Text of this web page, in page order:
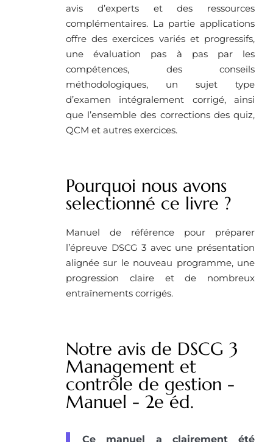
avis d’experts et des ressources
complémentaires. La partie applications
offre des exercices variés et progressifs,
une évaluation pas à pas par les
compétences, des conseils
méthodologiques, un sujet type
d’examen intégralement corrigé, ainsi
que l’ensemble des corrections des quiz,
QCM et autres exercices.
Pourquoi nous avons
selectionné ce livre ?
Manuel de référence pour préparer
l’épreuve DSCG 3 avec une présentation
alignée sur le nouveau programme, une
progression claire et de nombreux
entraînements corrigés.
Notre avis de DSCG 3
Management et
contrôle de gestion -
Manuel - 2e éd.
Ce manuel a clairement été